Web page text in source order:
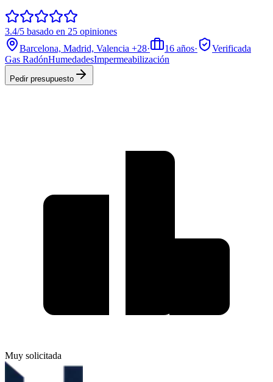
3.4/5 basado en 25 opiniones
Barcelona, Madrid, Valencia +28· 16 años·
Verificada
Gas RadónHumedadesImpermeabilización
Pedir presupuesto
Muy solicitada